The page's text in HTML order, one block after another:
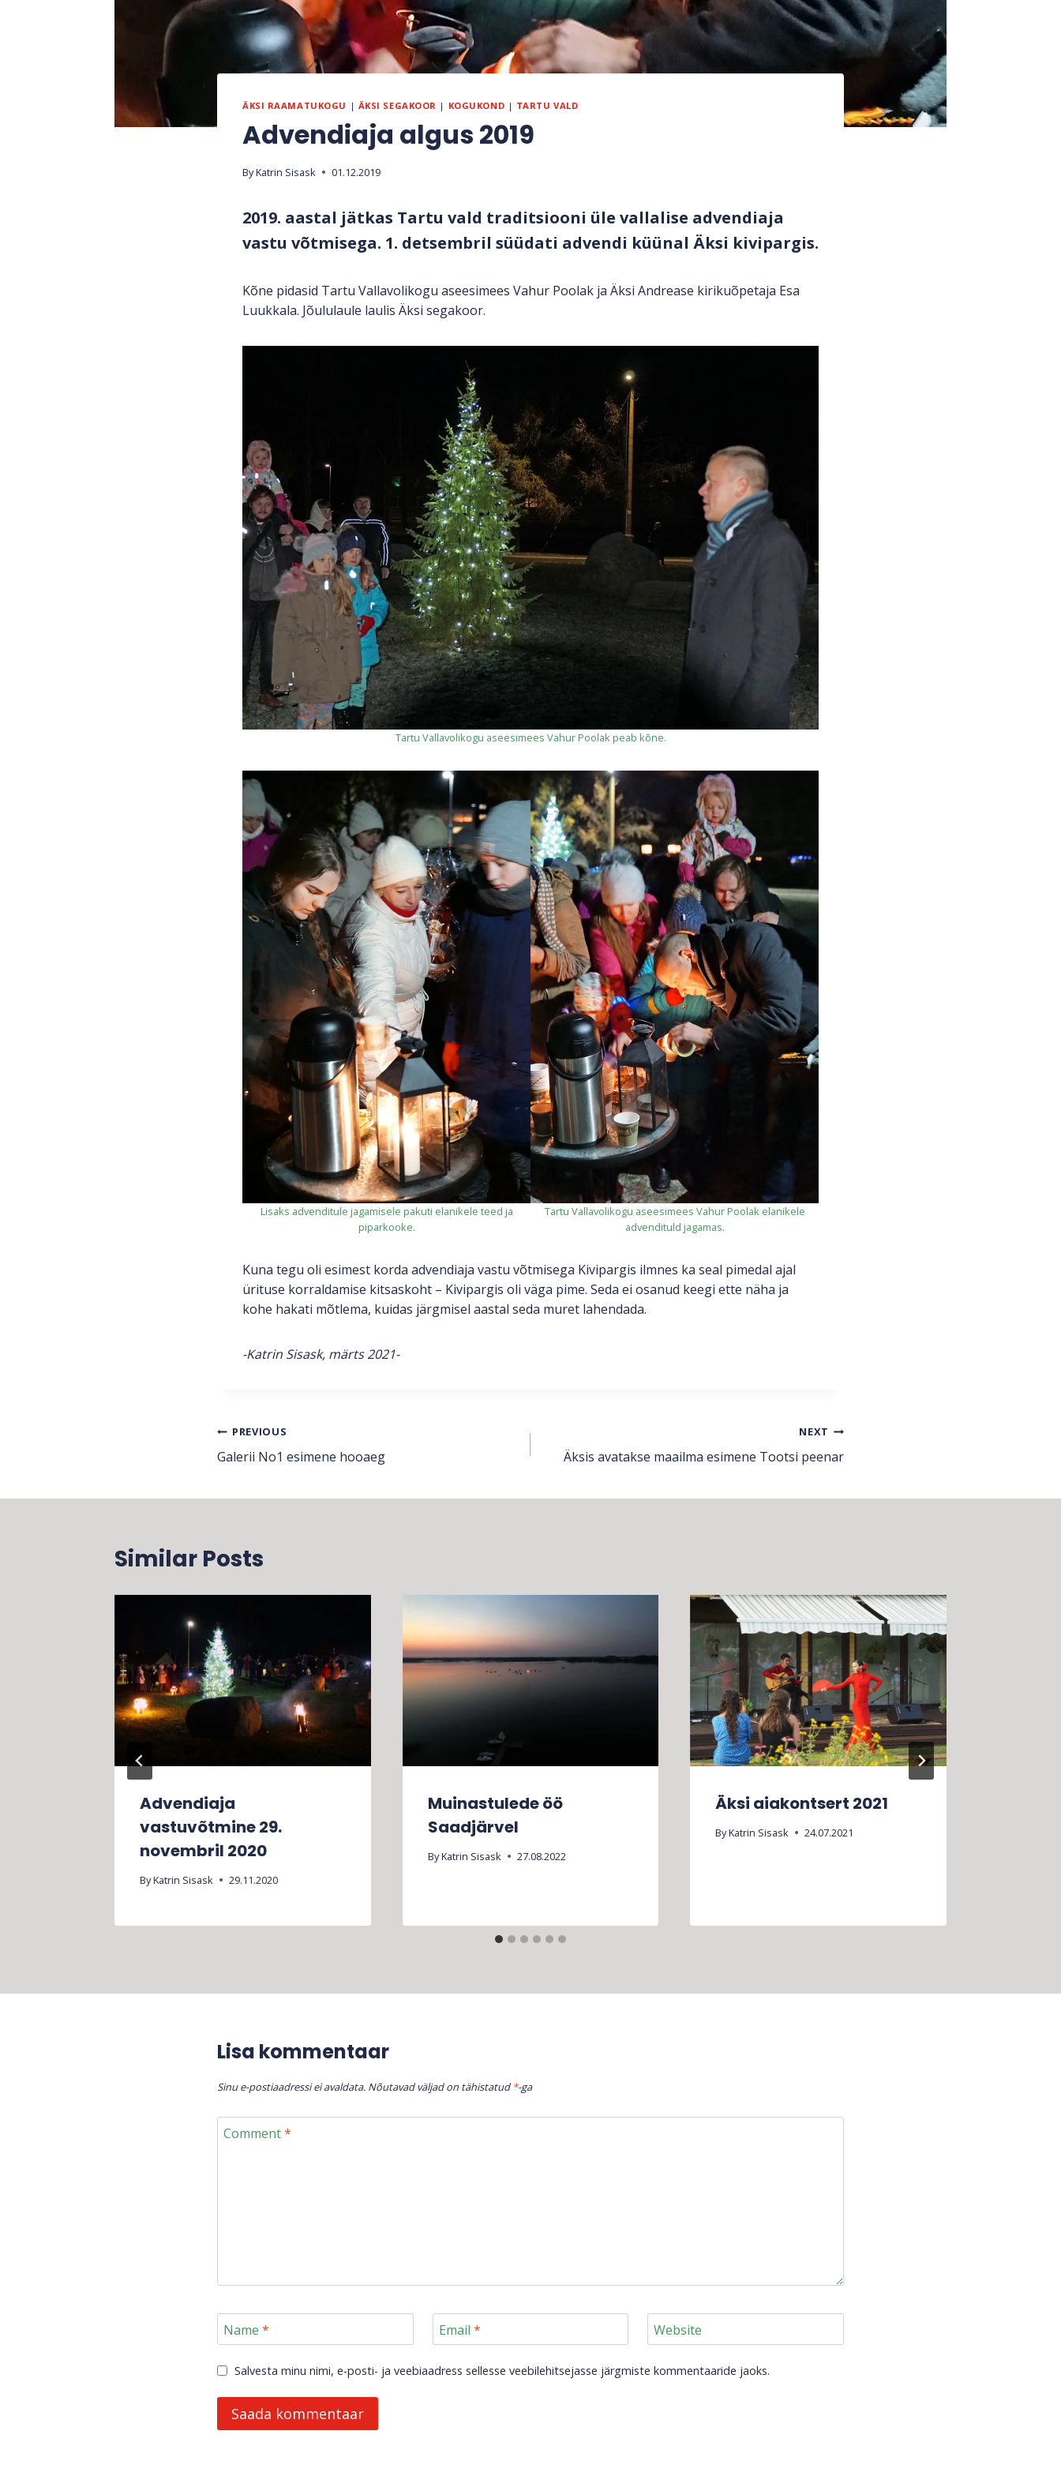
ÄKSI RAAMATUKOGU | ÄKSI SEGAKOOR | KOGUKOND | TARTU VALD
Advendiaja algus 2019
ByKatrin Sisask 01.12.2019
2019. aastal jätkas Tartu vald traditsiooni üle vallalise advendiaja
vastu võtmisega. 1. detsembril süüdati advendi küünal Äksi kivipargis.
Kõne pidasid Tartu Vallavolikogu aseesimees Vahur Poolak ja Äksi Andrease kirikuõpetaja Esa
Luukkala. Jõululaule laulis Äksi segakoor.
Tartu Vallavolikogu aseesimees Vahur Poolak peab kõne.
Lisaks advenditule jagamisele pakuti elanikele teed ja
piparkooke.
Tartu Vallavolikogu aseesimees Vahur Poolak elanikele
advendituld jagamas.
Kuna tegu oli esimest korda advendiaja vastu võtmisega Kivipargis ilmnes ka seal pimedal ajal
ürituse korraldamise kitsaskoht – Kivipargis oli väga pime. Seda ei osanud keegi ette näha ja
kohe hakati mõtlema, kuidas järgmisel aastal seda muret lahendada.
-Katrin Sisask, märts 2021-
Navigeerimine
PREVIOUS
Galerii No1 esimene hooaeg
NEXT
Äksis avatakse maailma esimene Tootsi peenar
Similar Posts
Advendiaja
vastuvõtmine 29.
novembril 2020
ByKatrin Sisask 29.11.2020
Muinastulede öö
Saadjärvel
ByKatrin Sisask 27.08.2022
Äksi aiakontsert 2021
ByKatrin Sisask 24.07.2021
Lisa kommentaar
Sinu e-postiaadressi ei avaldata. Nõutavad väljad on tähistatud *-ga
Comment*
Name * Email * Website
Salvesta minu nimi, e-posti- ja veebiaadress sellesse veebilehitsejasse järgmiste kommentaaride jaoks.